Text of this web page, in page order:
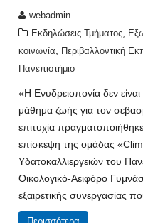
webadmin
Εκδηλώσεις Τμήματος
κοινωνία
Περιβαλλοντική
Πανεπιστήμιο
«Η Ενυδρειοπονία δεν
μάθημα ζωής για τον
επιτυχία
επίσκεψη της ομάδας
Υδατοκαλλιεργειών του
Οικολογικό-Αειφόρο
εξαιρετικής συνεργασίας